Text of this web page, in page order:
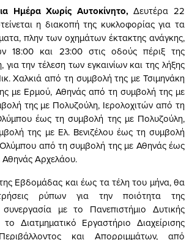
Ημέρα Χωρίς Αυτοκίνητο,Δευτέρα 22
η διακοπή της κυκλοφορίας για τα
πλην των οχημάτων έκτακτης ανάγκης,
18:00 και 23:00 στις οδούς πέριξ της
την τέλεση των εγκαινίων και της λήξης
Χαλκιά από τη συμβολή της με Τσιμηνάκη
με Ερμού, Αθηνάς από τη συμβολή της με
της με Πολυζούλη, Ιερολοχιτών από τη
έως τη συμβολή της με Πολυζούλη,
της με Ελ. Βενιζέλου έως τη συμβολή
Ολύμπου από τη συμβολή της με Αθηνάς έως
Αρχελάου.
Εβδομάδας και έως τα τέλη του μήνα, θα
ρύπων για την ποιότητα της
με το Πανεπιστήμιο Δυτικής
Διατμηματικό Εργαστήριο Διαχείρισης
και Απορριμμάτων, από